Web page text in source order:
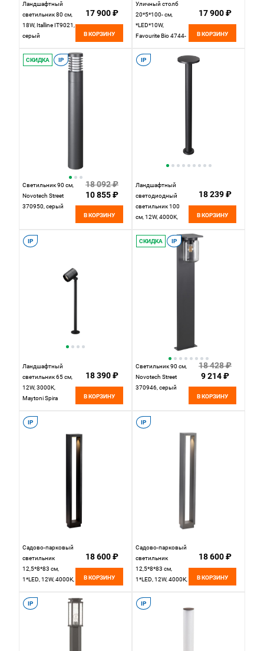
Ландшафтный
светильник 80 см,
18W, Italline IT9021,
серый
17 900 ₽
В КОРЗИНУ
Уличный столб
20*5*100- см,
*LED*10W,
Favourite Bio 4744-
17 900 ₽
В КОРЗИНУ
СКИДКА IP
Светильник 90 см,
Novotech Street
370950, серый
18 092 ₽
10 855 ₽
В КОРЗИНУ
IP
Ландшафтный
светодиодный
светильник 100
см, 12W, 4000K,
359283, черный
18 239 ₽
В КОРЗИНУ
IP
Ландшафтный
светильник 65 см,
12W, 3000K,
Maytoni Spira
черный
18 390 ₽
В КОРЗИНУ
СКИДКА IP
Светильник 90 см,
Novotech Street
370946, серый
18 428 ₽
9 214 ₽
В КОРЗИНУ
IP
Садово-парковый
светильник
12,5*8*83 см,
1*LED, 12W, 4000К,
4413-1T черный
18 600 ₽
В КОРЗИНУ
IP
Садово-парковый
светильник
12,5*8*83 см,
1*LED, 12W, 4000К,
4414-1T серый
18 600 ₽
В КОРЗИНУ
IP IP